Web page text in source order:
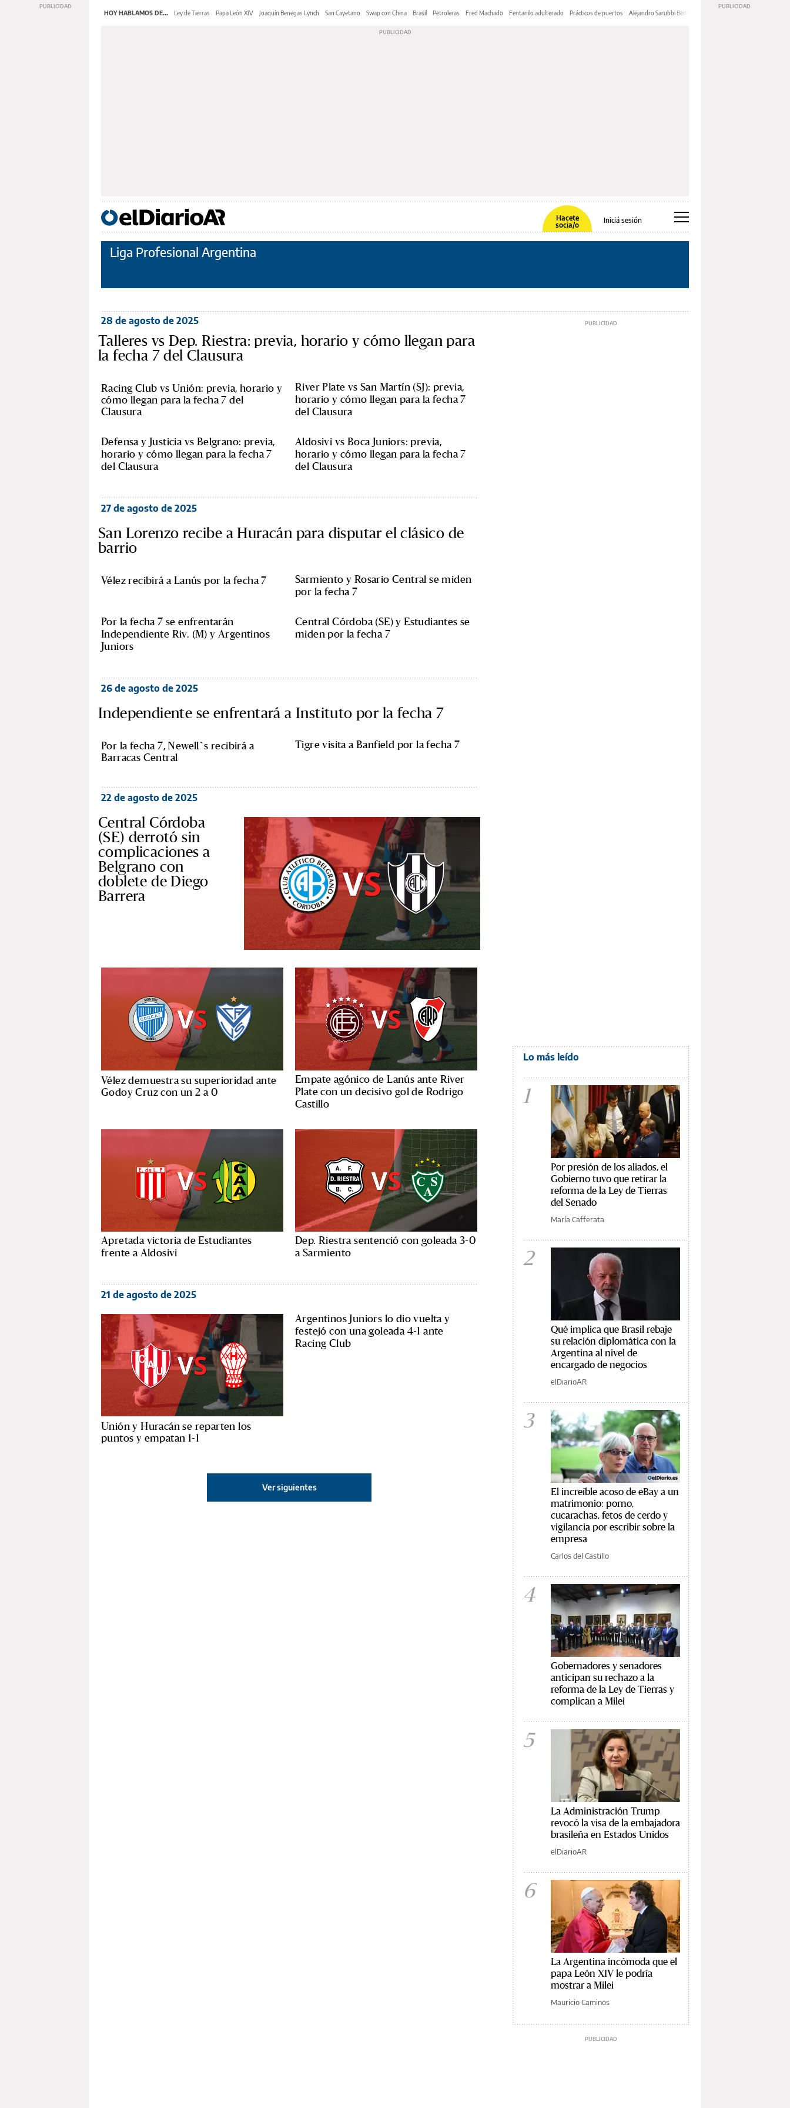
HOY HABLAMOS DE... Ley de Tierras Papa León XIV Joaquín Benegas Lynch San Cayetano Swap con China Brasil Petroleras Fred Machado Fentanilo adulterado Prácticos de puertos Alejandro Sarubbi Benítez
Hacete
socia/o
Iniciá sesión
Liga Profesional Argentina
28 de agosto de 2025
Talleres vs Dep. Riestra: previa, horario y cómo llegan para
la fecha 7 del Clausura
Racing Club vs Unión: previa, horario y
cómo llegan para la fecha 7 del
Clausura
River Plate vs San Martín (SJ): previa,
horario y cómo llegan para la fecha 7
del Clausura
Defensa y Justicia vs Belgrano: previa,
horario y cómo llegan para la fecha 7
del Clausura
Aldosivi vs Boca Juniors: previa,
horario y cómo llegan para la fecha 7
del Clausura
27 de agosto de 2025
San Lorenzo recibe a Huracán para disputar el clásico de
barrio
Vélez recibirá a Lanús por la fecha 7
Sarmiento y Rosario Central se miden
por la fecha 7
Por la fecha 7 se enfrentarán
Independiente Riv. (M) y Argentinos
Juniors
Central Córdoba (SE) y Estudiantes se
miden por la fecha 7
26 de agosto de 2025
Independiente se enfrentará a Instituto por la fecha 7
Por la fecha 7, Newell`s recibirá a
Barracas Central
Tigre visita a Banfield por la fecha 7
22 de agosto de 2025
Central Córdoba
(SE) derrotó sin
complicaciones a
Belgrano con
doblete de Diego
Barrera
Vélez demuestra su superioridad ante
Godoy Cruz con un 2 a 0
Empate agónico de Lanús ante River
Plate con un decisivo gol de Rodrigo
Castillo
Apretada victoria de Estudiantes
frente a Aldosivi
Dep. Riestra sentenció con goleada 3-0
a Sarmiento
21 de agosto de 2025
Unión y Huracán se reparten los
puntos y empatan 1-1
Argentinos Juniors lo dio vuelta y
festejó con una goleada 4-1 ante
Racing Club
Ver siguientes
Lo más leído
1
Por presión de los aliados, el
Gobierno tuvo que retirar la
reforma de la Ley de Tierras
del Senado
María Cafferata
2
Qué implica que Brasil rebaje
su relación diplomática con la
Argentina al nivel de
encargado de negocios
elDiarioAR
3
El increíble acoso de eBay a un
matrimonio: porno,
cucarachas, fetos de cerdo y
vigilancia por escribir sobre la
empresa
Carlos del Castillo
4
Gobernadores y senadores
anticipan su rechazo a la
reforma de la Ley de Tierras y
complican a Milei
5
La Administración Trump
revocó la visa de la embajadora
brasileña en Estados Unidos
elDiarioAR
6
La Argentina incómoda que el
papa León XIV le podría
mostrar a Milei
Mauricio Caminos